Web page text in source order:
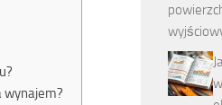
wynajem?